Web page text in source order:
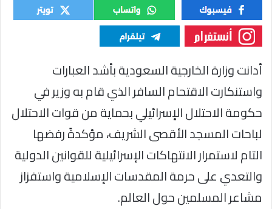
أدانت وزارة الخارجية السعودية بأشد العبارات
واستنكارت الاقتحام السافر الذي قام به وزير في
حكومة الاحتلال الإسرائيلي بحماية من قوات الاحتلال
لباحات المسجد الأقصى الشريف، مؤكدةً رفضها
التام لاستمرار الانتهاكات الإسرائيلية للقوانين الدولية
والتعدي على حرمة المقدسات الإسلامية واستفزاز
مشاعر المسلمين حول العالم.